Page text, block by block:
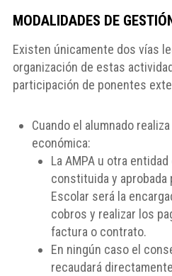
MODALIDADES DE
Existen únicamente dos vías
organización de estas
participación de ponentes
Cuando el alumnado
económica:
La AMPA u otra
constituida y aprobada
Escolar será la
cobros y realizar los
factura o contrato.
En ningún caso el
recaudará